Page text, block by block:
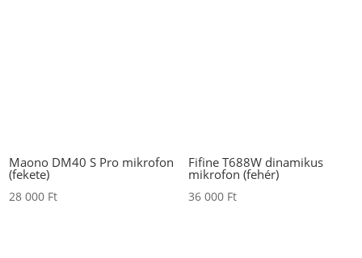
Maono DM40 S Pro mikrofon
(fekete)
28 000 Ft
Fifine T688W dinamikus
mikrofon (fehér)
36 000 Ft